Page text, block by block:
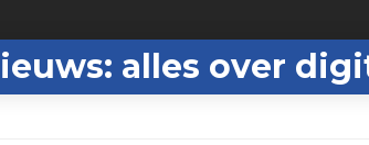
alles over